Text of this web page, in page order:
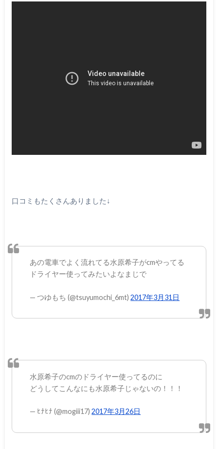
口コミもたくさんありました↓
あの電車でよく流れてる水原希子がcmやってる
ドライヤー使ってみたいよなまじで
— つゆもち (@tsuyumochi_6mt)2017年3月31日
水原希子のcmのドライヤー使ってるのに
どうしてこんなにも水原希子じゃないの！！！
— ﾋﾅﾋﾅ (@mogiii17)2017年3月26日